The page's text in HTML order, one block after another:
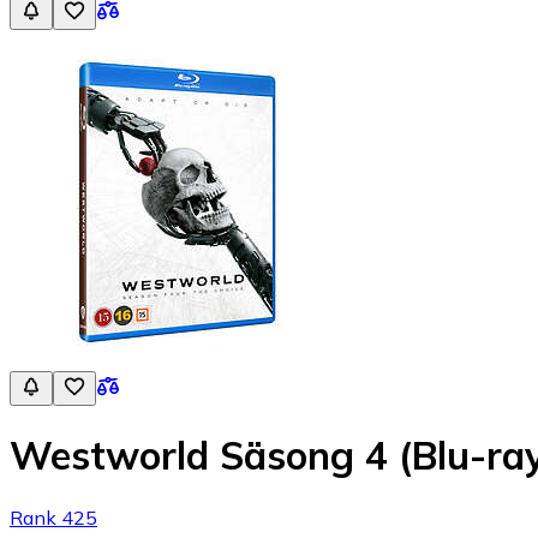
Westworld Säsong 4 (Blu-
Rank 425